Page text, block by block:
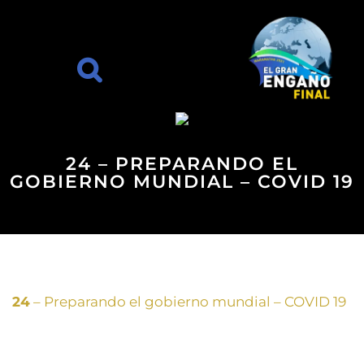
24 – PREPARANDO EL
GOBIERNO MUNDIAL – COVID 19
24 – Preparando el gobierno mundial – COVID 19